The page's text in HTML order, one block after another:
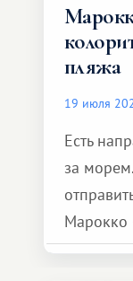
пляжа
19 июля
Есть
за
Марокко